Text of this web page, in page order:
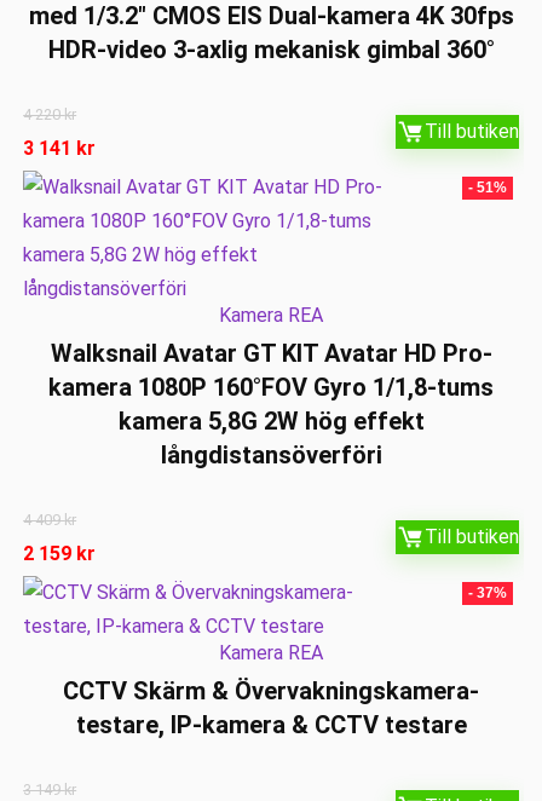
med 1/3.2″ CMOS EIS Dual-kamera 4K 30fps
HDR-video 3-axlig mekanisk gimbal 360°
4 220kr
3 141 kr
Till butiken
- 51%
Kamera REA
Walksnail Avatar GT KIT Avatar HD Pro-
kamera 1080P 160°FOV Gyro 1/1,8-tums
kamera 5,8G 2W hög effekt
långdistansöverföri
4 409kr
2 159 kr
Till butiken
- 37%
Kamera REA
CCTV Skärm & Övervakningskamera-
testare, IP-kamera & CCTV testare
3 149kr